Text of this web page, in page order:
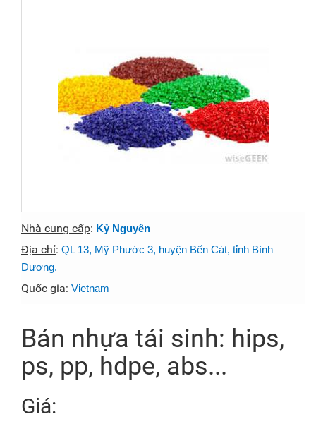
Nhà cung cấp: Kỷ Nguyên
Địa chỉ: QL 13, Mỹ Phước 3, huyện Bến Cát, tỉnh Bình
Dương.
Quốc gia: Vietnam
Bán nhựa tái sinh: hips,
ps, pp, hdpe, abs...
Giá: